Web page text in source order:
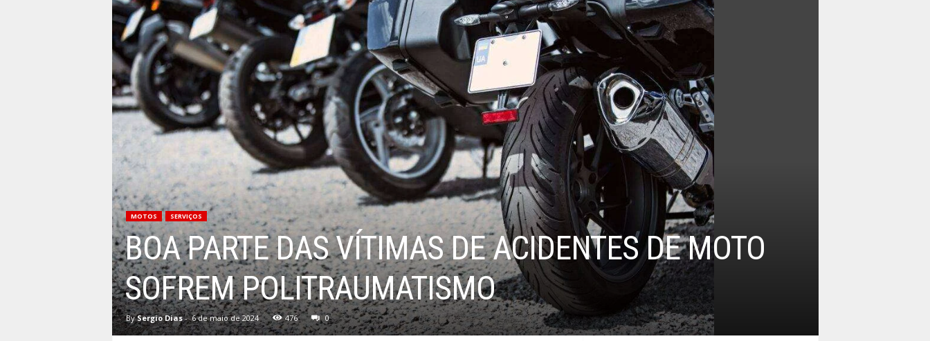
MOTOS SERVIÇOS
BOA PARTE DAS VÍTIMAS DE ACIDENTES DE MOTO
SOFREM POLITRAUMATISMO
By Sergio Dias- 6 de maio de 2024 476 0